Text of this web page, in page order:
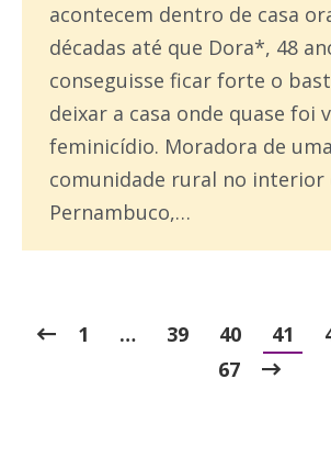
acontecem dentro de casa
décadas até que Dora*, 48
conseguisse ficar forte o
deixar a casa onde quase foi
feminicídio. Moradora de uma
comunidade rural no interior
Pernambuco,…
1 … 39 40 41
67